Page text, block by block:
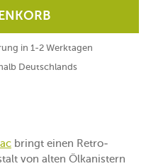
in 1-2 Werktagen
Deutschlands
bringt einen Retro-
von alten Ölkanistern